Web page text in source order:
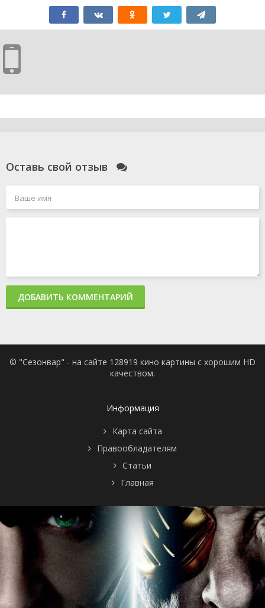
Оставь свой отзыв
ДОБАВИТЬ КОММЕНТАРИЙ
© "Сезонвар" - на сайте 128919 кино картины с хорошим HD
качеством.
Информация
Карта сайта
Правообладателям
Статьи
Главная